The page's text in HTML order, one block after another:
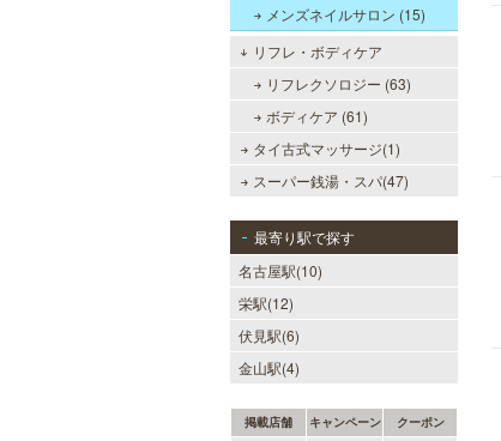
メンズネイルサロン (15)
リフレ・ボディケア
リフレクソロジー (63)
ボディケア (61)
タイ古式マッサージ(1)
スーパー銭湯・スパ(47)
最寄り駅で探す
名古屋駅(10)
栄駅(12)
伏見駅(6)
金山駅(4)
掲載店舗 キャンペーン クーポン